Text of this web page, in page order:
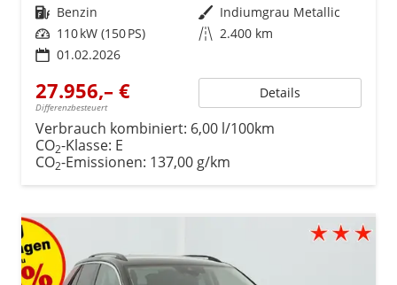
Kraftstoff Benzin Außenfarbe Indiumgrau Metallic
Leistung 110 kW (150 PS) Kilometerstand 2.400 km
01.02.2026
27.956,– €
Differenzbesteuert
Details
Verbrauch kombiniert: 6,00 l/100km
CO2-Klasse: E
CO2-Emissionen: 137,00 g/km